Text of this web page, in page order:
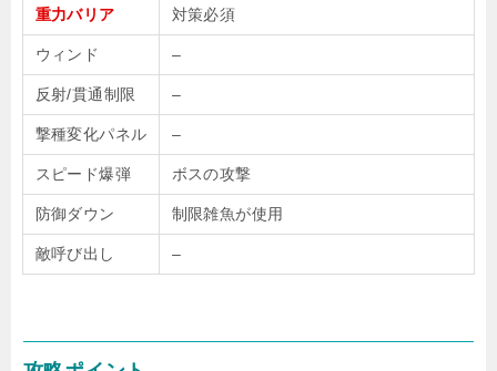
重力バリア 対策必須
ウィンド –
反射/貫通制限 –
撃種変化パネル –
スピード爆弾 ボスの攻撃
防御ダウン 制限雑魚が使用
敵呼び出し –